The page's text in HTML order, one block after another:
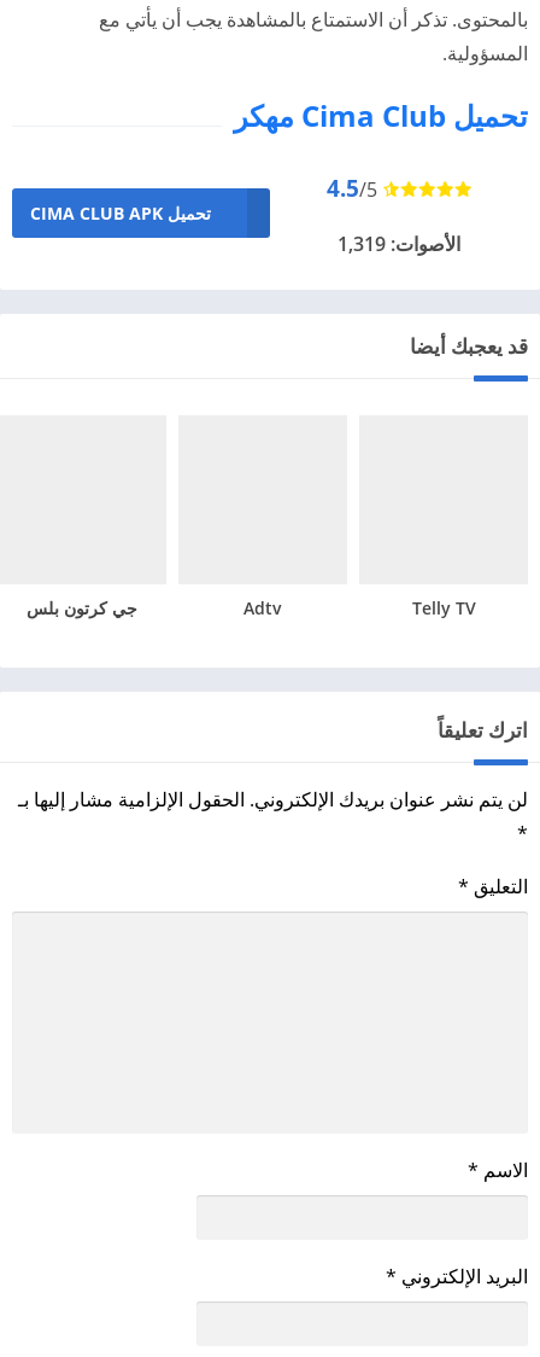
بالمحتوى. تذكر أن الاستمتاع بالمشاهدة يجب أن يأتي مع
المسؤولية.
تحميل Cima Club مهكر
4.5/5
الأصوات: 1,319
تحميل CIMA CLUB APK
قد يعجبك أيضا
Telly TV
Adtv جي كرتون بلس
اترك تعليقاً
لن يتم نشر عنوان بريدك الإلكتروني. الحقول الإلزامية مشار إليها بـ
*
التعليق *
الاسم *
البريد الإلكتروني *